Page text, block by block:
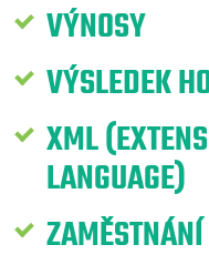
VÝNOSY
VÝSLEDEK
XML
LANGUAGE)